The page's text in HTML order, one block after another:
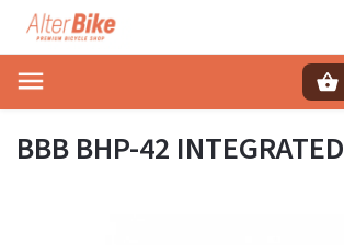
BBB BHP-42 INTEGRATED